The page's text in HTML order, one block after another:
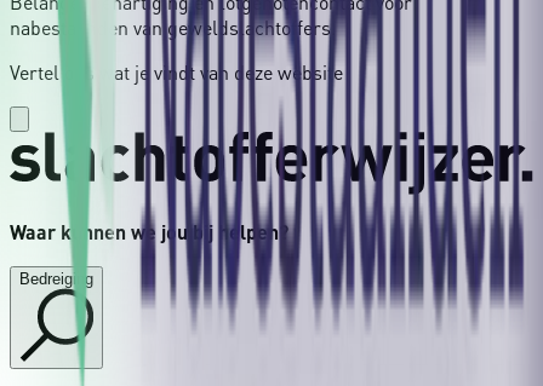
nabestaanden van geweldslachtoffers.
Vertel ons wat je vindt van deze website
Waar kunnen we jou bij helpen?
Bedreiging